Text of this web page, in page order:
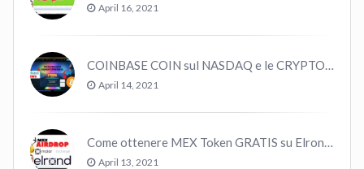
April 16, 2021
April 14, 2021
April 13, 2021